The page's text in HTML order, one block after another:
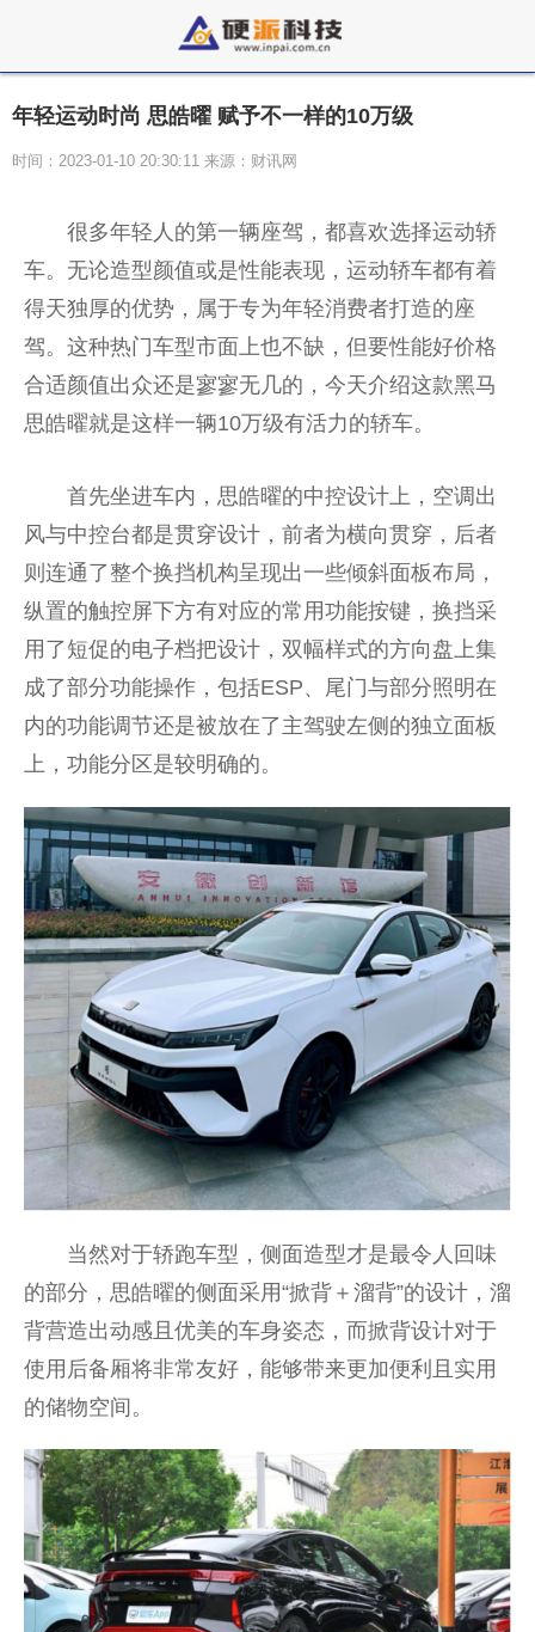
年轻运动时尚 思皓曜 赋予不一样的10万级
时间：2023-01-10 20:30:11 来源：财讯网
很多年轻人的第一辆座驾，都喜欢选择运动轿
车。无论造型颜值或是性能表现，运动轿车都有着
得天独厚的优势，属于专为年轻消费者打造的座
驾。这种热门车型市面上也不缺，但要性能好价格
合适颜值出众还是寥寥无几的，今天介绍这款黑马
思皓曜就是这样一辆10万级有活力的轿车。
首先坐进车内，思皓曜的中控设计上，空调出
风与中控台都是贯穿设计，前者为横向贯穿，后者
则连通了整个换挡机构呈现出一些倾斜面板布局，
纵置的触控屏下方有对应的常用功能按键，换挡采
用了短促的电子档把设计，双幅样式的方向盘上集
成了部分功能操作，包括ESP、尾门与部分照明在
内的功能调节还是被放在了主驾驶左侧的独立面板
上，功能分区是较明确的。
当然对于轿跑车型，侧面造型才是最令人回味
的部分，思皓曜的侧面采用“掀背＋溜背”的设计，溜
背营造出动感且优美的车身姿态，而掀背设计对于
使用后备厢将非常友好，能够带来更加便利且实用
的储物空间。